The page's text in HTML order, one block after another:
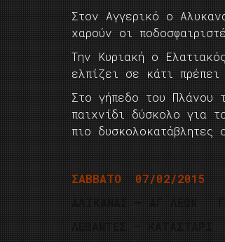
Στον Αγγερικό ο
χαρούν οι
Την Κυριακή ο
ελπίζει σε κάτι
Στο γήπεδο του Πλάνου
παιχνίδι δύσκολο για
πιο δυσκολοκατάβλητες
ΣΑΒΒΑΤΟ 07/02/2015
ΑΛΙΚΑΝΑΣ – ΑΓ ΛΕΩΝ
ΛΕΒΑΝΤΕΣ – ΚΑΤΑΣΤΑΡΙ